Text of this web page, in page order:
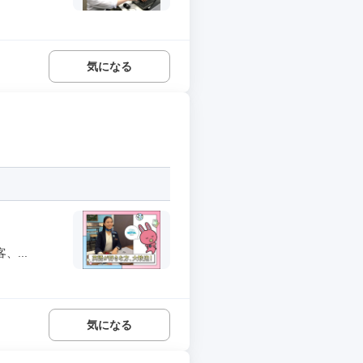
気になる
...
気になる